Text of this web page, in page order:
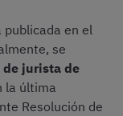
publicada en el
se
de jurista de
la última
Resolución de